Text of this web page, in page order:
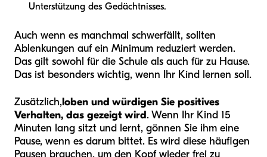
Unterstützung des Gedächtnisses.
Auch wenn es manchmal schwerfällt, sollten
Ablenkungen auf ein Minimum reduziert werden.
Das gilt sowohl für die Schule als auch für zu Hause.
Das ist besonders wichtig, wenn Ihr Kind lernen soll.
Zusätzlich,loben und würdigen Sie positives
Verhalten, das gezeigt wird. Wenn Ihr Kind 15
Minuten lang sitzt und lernt, gönnen Sie ihm eine
Pause, wenn es darum bittet. Es wird diese häufigen
Pausen brauchen, um den Kopf wieder frei zu